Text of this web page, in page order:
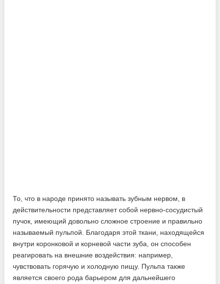
То, что в народе принято называть зубным нервом, в
действительности представляет собой нервно-сосудистый
пучок, имеющий довольно сложное строение и правильно
называемый пульпой. Благодаря этой ткани, находящейся
внутри коронковой и корневой части зуба, он способен
реагировать на внешние воздействия: например,
чувствовать горячую и холодную пищу. Пульпа также
является своего рода барьером для дальнейшего